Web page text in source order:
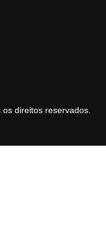
direitos reservados.